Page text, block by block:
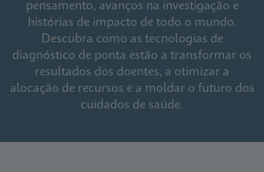
pensamento, avanços na investigação e
histórias de impacto de todo o mundo.
Descubra como as tecnologias de
diagnóstico de ponta estão a transformar os
resultados dos doentes, a otimizar a
alocação de recursos e a moldar o futuro dos
cuidados de saúde.